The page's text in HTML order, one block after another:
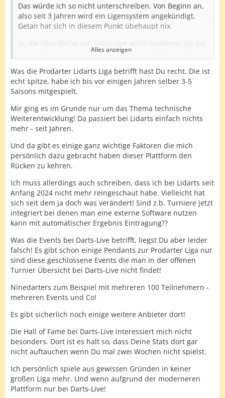
Das würde ich so nicht unterschreiben. Von Beginn an,
also seit 3 Jahren wird ein Ligensystem angekündigt.
Getan hat sich in diesem Punkt übehaupt nix.
von Lidarts, aber das ist nicht der entscheidende Punkt
Was Lidarts so stark und attraktiv macht, ist das Ligen-
und Turniersystem
anderen Plattformen nichts vergleichbares. fast 100
Veranstaltungen im Jahr die perfekt organisiert sind,
umfangreich ausgewertet werden und vor allem: Immer
mit einer adäquaten Teilnhemerzahl und -qualität
stattfinden.
Bei darts-Live gibt es zwei oder 3 voneienander
unabhängige Turnierserien, die in größeren Abständen
Turniere anbieten, die auch tatsächlich stattfinden. Die
absolute Mehrzahl an angebotenen Turnier wird
mangels Teilnhmer wieder abgesagt.
Auch die Anzahl der wirklich guten aktiven Spieler ist
bei Darts-Live deutlich überschaubarer als bei den
Veranstaltungen der Lidarts Liga.
Die absoulute Mehrzahl der Spieler bewegt sich bei
Darts-Live Turnieren zwischen 40+ bis knapp unter 60 .
Auf 60+ oder sogar 70+ Spieler trifft man frühesten im
Halbfinale. Das kann man in der "Hall of Fame" bei
Darts-Live gut nachvollziehen wenn man sich die besten
eine vierstellige Anzahl von Spielen, sind also
wenige Spiele gemacht. Man wird sie also kaum
antreffen.
Plattformen gibt. Bei der eigenen Bewertung muss man
aber vor allem die eigenen Präferenzen im Blick
behalten. Wer regelmäßig und zuverlässig gegen
Alles anzeigen
Was die Prodarter Lidarts Liga betrifft hast Du recht. Die ist
echt spitze, habe ich bis vor einigen Jahren selber 3-5
Saisons mitgespielt.
Mir ging es im Grunde nur um das Thema technische
Weiterentwicklung! Da passiert bei Lidarts einfach nichts
mehr - seit Jahren.
Und da gibt es einige ganz wichtige Faktoren die mich
persönlich dazu gebracht haben dieser Plattform den
Rücken zu kehren.
Ich muss allerdings auch schreiben, dass ich bei Lidarts seit
Anfang 2024 nicht mehr reingeschaut habe. Vielleicht hat
sich seit dem ja doch was verändert! Sind z.b. Turniere jetzt
integriert bei denen man eine externe Software nutzen
kann mit automatischer Ergebnis Eintragung??
Was die Events bei Darts-Live betrifft, liegst Du aber leider
falsch! Es gibt schon einige Pendants zur Prodarter Liga nur
sind diese geschlossene Events die man in der offenen
Turnier Übersicht bei Darts-Live nicht findet!
Ninedarters zum Beispiel mit mehreren 100 Teilnehmern -
mehreren Events und Co!
Es gibt sicherlich noch einige weitere Anbieter dort!
Die Hall of Fame bei Darts-Live interessiert mich nicht
besonders. Dort ist es halt so, dass Deine Stats dort gar
nicht auftauchen wenn Du mal zwei Wochen nicht spielst.
Ich persönlich spiele aus gewissen Gründen in keiner
großen Liga mehr. Und wenn aufgrund der moderneren
Plattform nur bei Darts-Live!